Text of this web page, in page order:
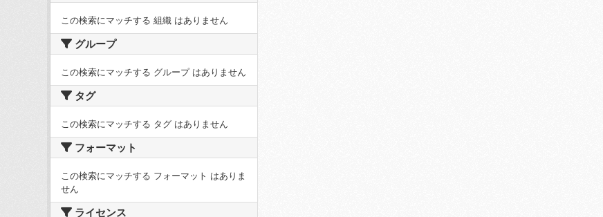
この検索にマッチする 組織 はありません
グループ
この検索にマッチする グループ はありません
タグ
この検索にマッチする タグ はありません
フォーマット
この検索にマッチする フォーマット はありま
せん
ライセンス